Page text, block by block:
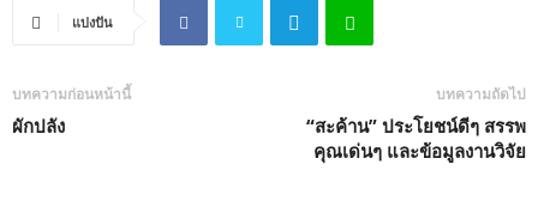
แบ่งปัน
บทความก่อนหน้านี้
ผักปลัง
บทความถัดไป
“สะค้าน” ประโยชน์ดีๆ สรรพ
คุณเด่นๆ และข้อมูลงานวิจัย